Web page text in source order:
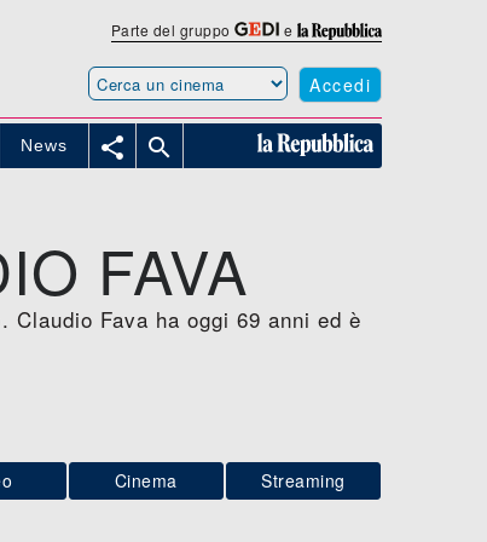
Parte del gruppo e
Accedi
News  
FAVA
Fava ha oggi 69 anni ed è
Cinema Streaming